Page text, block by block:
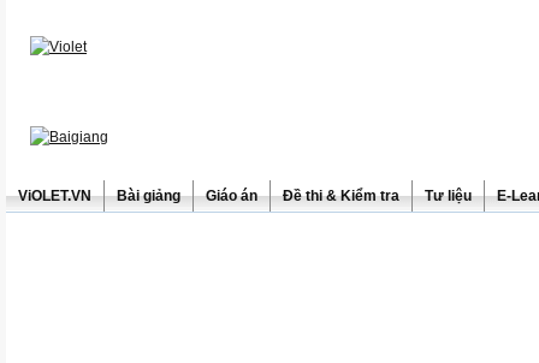
ViOLET.VN Bài giảng Giáo án Đề thi & Kiểm tra Tư liệu E-